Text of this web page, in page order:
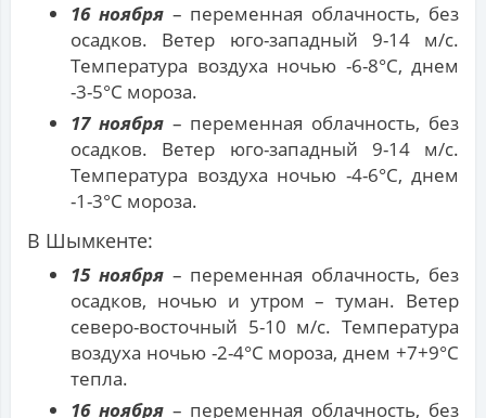
16 ноября– переменная облачность, без
осадков. Ветер юго-западный 9-14 м/с.
Температура воздуха ночью -6-8°С, днем
-3-5°С мороза.
17 ноября– переменная облачность, без
осадков. Ветер юго-западный 9-14 м/с.
Температура воздуха ночью -4-6°С, днем
-1-3°С мороза.
В Шымкенте:
15 ноября– переменная облачность, без
осадков, ночью и утром – туман. Ветер
северо-восточный 5-10 м/с. Температура
воздуха ночью -2-4°С мороза, днем +7+9°С
тепла.
16 ноября– переменная облачность, без